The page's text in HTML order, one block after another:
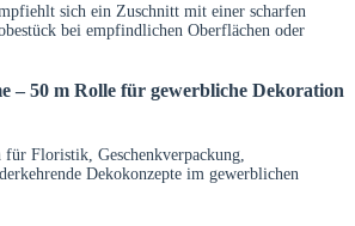
sich ein Zuschnitt mit einer scharfen
bei empfindlichen Oberflächen oder
– 50 m Rolle für gewerbliche Dekoration
Floristik, Geschenkverpackung,
Dekokonzepte im gewerblichen